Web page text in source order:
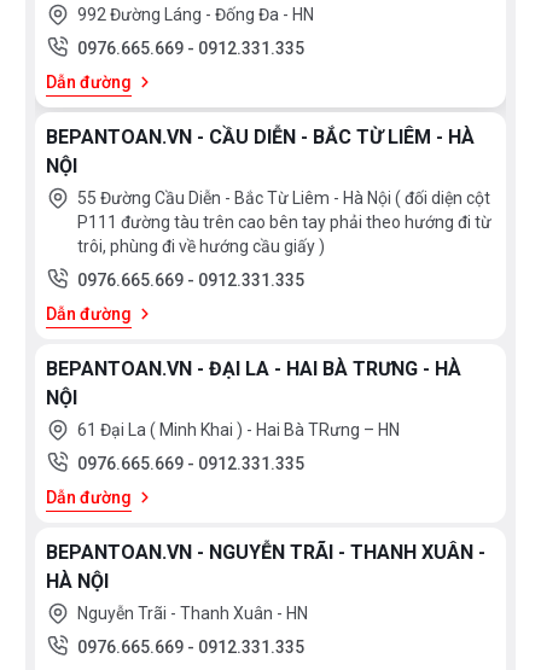
nước vào khay và kích hoạt chương trình, sau đó, bạn
chỉ cần thải bỏ các chất bẩn sau khi hoàn tất chương
trình. Giải pháp này cực kỳ đơn giản vì khoang lò được
tráng bằng một lớp men AquaRealEase® siêu mịn,
chống bám bẩn, hoặc thấm bẩn vào bề mặt. GIờ đây,
không cần nỗ lực lau chùi, lò vẫn sạch bóng, không
vấy bẩn!
Lớp tráng men – dễ lau chùi
Lau chùi lò nướng chắc chắn là việc vô cùng nhàm
chán? Để hỗ trợ cho việc vệ sinh lò, bên trong lò
nướng của Fagor được tráng một lớp men đặc biệt, dễ
lau chùi, không có khe hở hay vết lõm, ngăn không cho
bụi bẩn và dầu mỡ tích tụ. Giờ đây, việc cọ rửa trở nên
dễ dàng hơn bao giờ hết. Đừng phí quá nhiều thời gian
vào việc dọn dẹp, hãy giành chúng cho gia đình, bạn
bè, hay sở thích cá nhân. Cuộc sống của bạn sẽ trở
nên thoải mái hơn!
992 Đường Láng - Đống Đa - HN
0976.665.669 - 0912.331.335
Dẫn đường
BEPANTOAN.VN - CẦU DIỄN - BẮC TỪ LIÊM - HÀ
NỘI
55 Đường Cầu Diễn - Bắc Từ Liêm - Hà Nội ( đối diện cột
P111 đường tàu trên cao bên tay phải theo hướng đi từ
trôi, phùng đi về hướng cầu giấy )
0976.665.669 - 0912.331.335
Dẫn đường
BEPANTOAN.VN - ĐẠI LA - HAI BÀ TRƯNG - HÀ
NỘI
61 Đại La ( Minh Khai ) - Hai Bà TRưng – HN
0976.665.669 - 0912.331.335
Dẫn đường
BEPANTOAN.VN - NGUYỄN TRÃI - THANH XUÂN -
HÀ NỘI
Nguyễn Trãi - Thanh Xuân - HN
0976.665.669 - 0912.331.335